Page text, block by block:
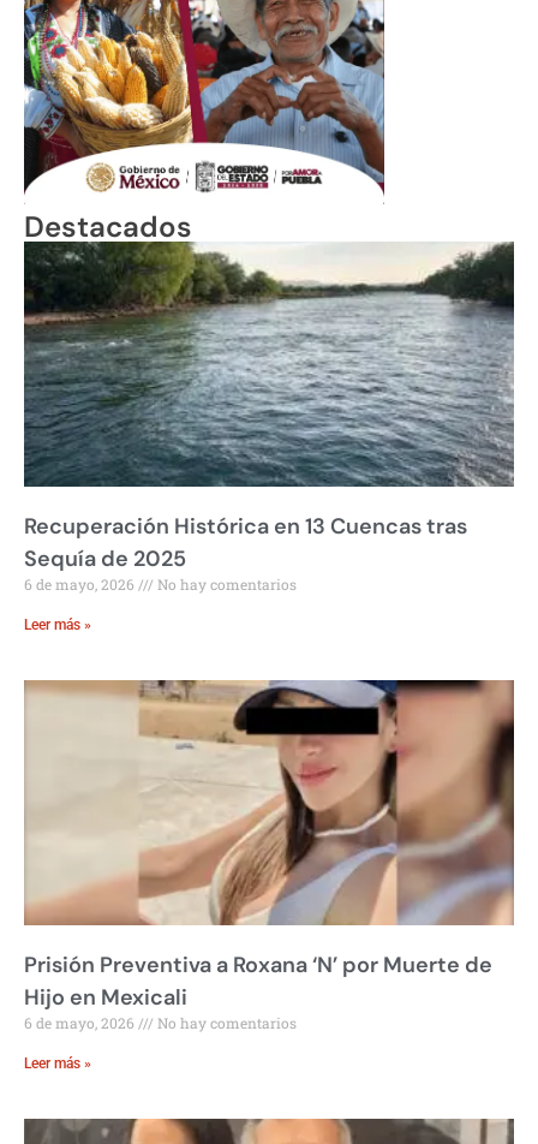
Destacados
Recuperación Histórica en 13 Cuencas tras
Sequía de 2025
6 de mayo, 2026 No hay comentarios
Leer más »
Prisión Preventiva a Roxana ‘N’ por Muerte de
Hijo en Mexicali
6 de mayo, 2026 No hay comentarios
Leer más »